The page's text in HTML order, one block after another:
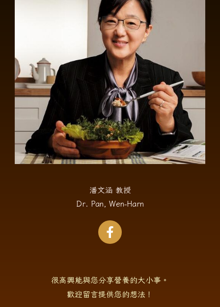
潘文涵 教授
Dr. Pan, Wen-Harn
很高興能與您分享營養的大小事。
歡迎留言提供您的想法！